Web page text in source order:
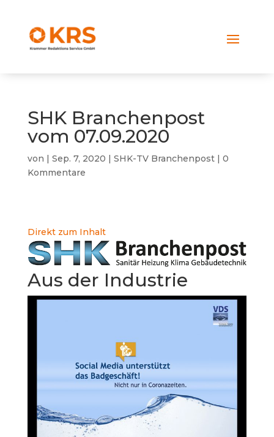
SHK Branchenpost
vom 07.09.2020
von | Sep. 7, 2020 | SHK-TV Branchenpost| 0
Kommentare
Direkt zum Inhalt
Aus der Industrie